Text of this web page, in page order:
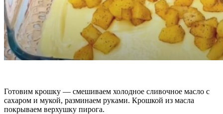
Готовим крошку — смешиваем холодное сливочное масло с
сахаром и мукой, разминаем руками. Крошкой из масла
покрываем верхушку пирога.